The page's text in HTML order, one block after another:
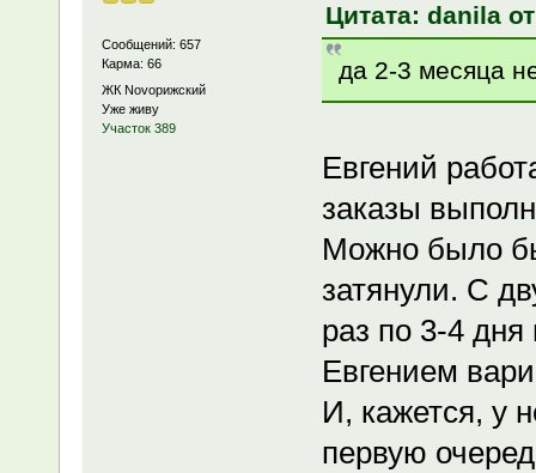
Сообщений: 657
Карма: 66
ЖК Novoрижский
Уже живу
Участок 389
Цитата: danila
да 2-3 месяца
Евгений
заказы
Можно было
затянули. С
раз по 3-4
Евгением
И, кажется, у
первую